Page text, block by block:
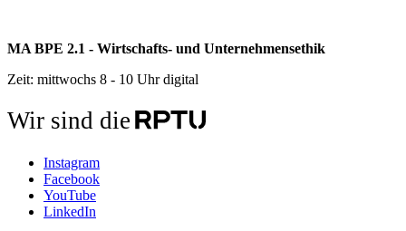
MA BPE 2.1 - Wirtschafts- und Unternehmensethik
Zeit: mittwochs 8 - 10 Uhr digital
Wir sind die
Instagram
Facebook
YouTube
LinkedIn